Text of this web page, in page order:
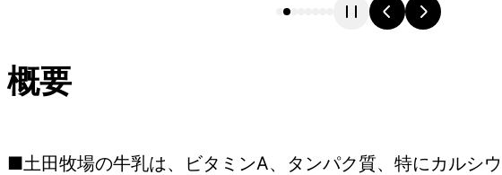
概要
■土田牧場の牛乳は、ビタミンA、タンパク質、特にカルシ